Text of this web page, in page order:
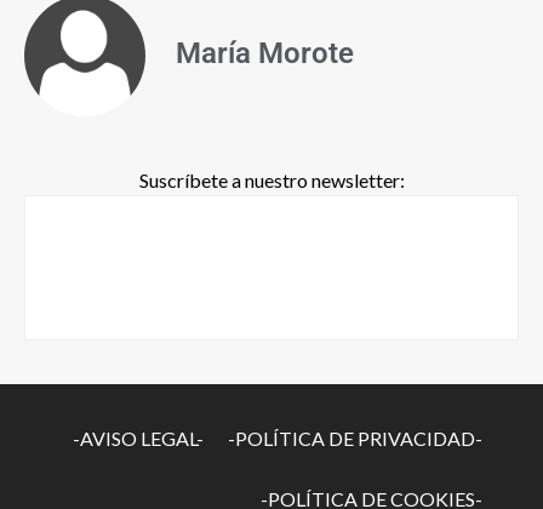
María Morote
Suscríbete a nuestro newsletter:
-AVISO LEGAL- -POLÍTICA DE PRIVACIDAD-
-POLÍTICA DE COOKIES-